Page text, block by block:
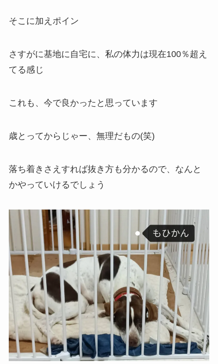
そこに加えポイン
さすがに基地に自宅に、私の体力は現在100％超え
てる感じ
これも、今で良かったと思っています
歳とってからじゃー、無理だもの(笑)
落ち着きさえすれば抜き方も分かるので、なんと
かやっていけるでしょう